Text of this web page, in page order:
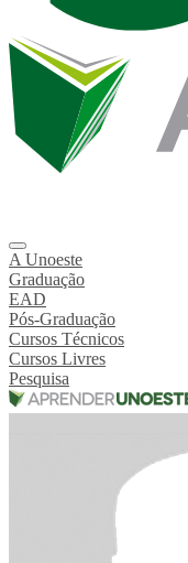
A Unoeste
Graduação
EAD
Pós-Graduação
Cursos Técnicos
Cursos Livres
Pesquisa